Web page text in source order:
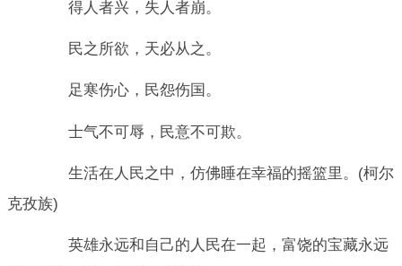
得人者兴，失人者崩。
民之所欲，天必从之。
足寒伤心，民怨伤国。
士气不可辱，民意不可欺。
生活在人民之中，仿佛睡在幸福的摇篮里。(柯尔
克孜族)
英雄永远和自己的人民在一起，富饶的宝藏永远